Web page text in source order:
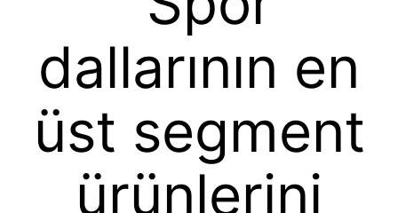
dallarının en
üst segment
ürünlerini